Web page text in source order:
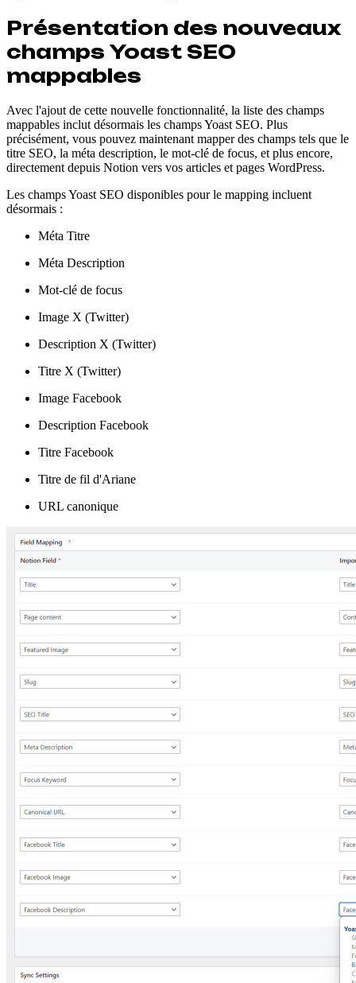
Présentation des nouveaux
champs Yoast SEO
mappables
Avec l'ajout de cette nouvelle fonctionnalité, la liste des champs
mappables inclut désormais les champs Yoast SEO. Plus
précisément, vous pouvez maintenant mapper des champs tels que le
titre SEO, la méta description, le mot-clé de focus, et plus encore,
directement depuis Notion vers vos articles et pages WordPress.
Les champs Yoast SEO disponibles pour le mapping incluent
désormais :
Méta Titre
Méta Description
Mot-clé de focus
Image X (Twitter)
Description X (Twitter)
Titre X (Twitter)
Image Facebook
Description Facebook
Titre Facebook
Titre de fil d'Ariane
URL canonique